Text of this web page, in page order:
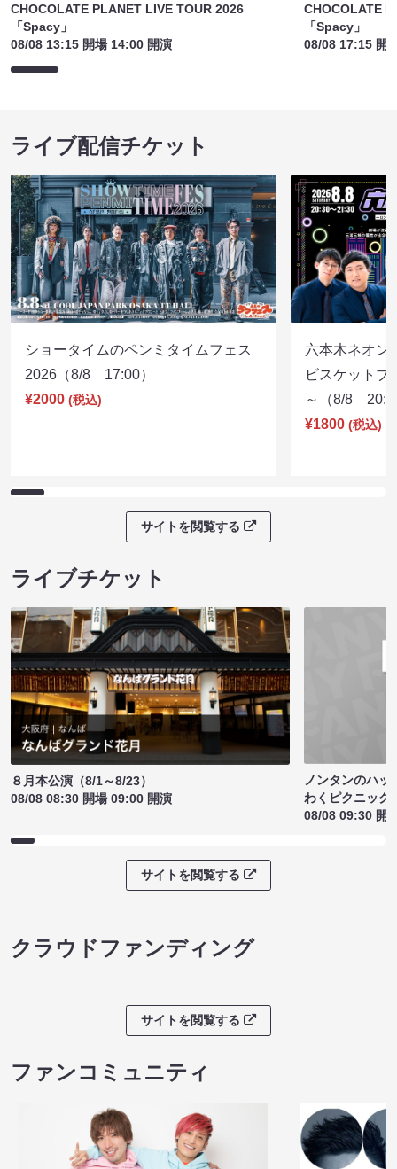
CHOCOLATE PLANET LIVE TOUR 2026
「Spacy」
08/08 13:15 開場 14:00 開演
CHOCOLATE
「Spacy」
08/08 17:15 開
ライブ配信チケット
ショータイムのペンミタイムフェス
2026（8/8 17:00）
¥2000 (税込)
六本木ネオン
ビスケットブ
～（8/8
¥1800 (税込)
サイトを閲覧する
ライブチケット
８月本公演（8/1～8/23）
08/08 08:30 開場 09:00 開演
ノンタンのハッ
わくピクニック
08/08 09:30 開
サイトを閲覧する
クラウドファンディング
サイトを閲覧する
ファンコミュニティ